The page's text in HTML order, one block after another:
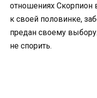
отношениях Скорпион
к своей половинке,
предан своему
не спорить.